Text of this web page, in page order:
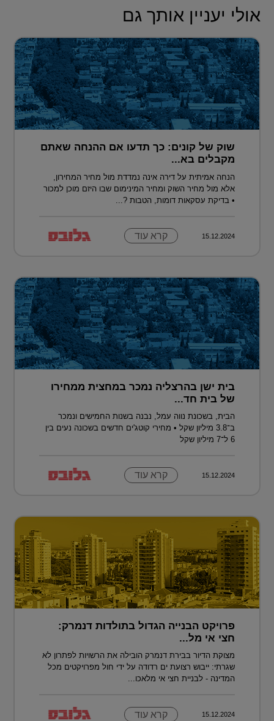
אולי יעניין אותך גם
שוק של קונים: כך תדעו אם ההנחה שאתם
מקבלים בא...
הנחה אמיתית על דירה אינה נמדדת מול מחיר המחירון,
אלא מול מחיר השוק ומחיר המינימום שבו היזם מוכן למכור
• בדיקת עסקאות דומות, הטבות ?...
15.12.2024 קרא עוד
בית ישן בהרצליה נמכר במחצית ממחירו
של בית חד...
הבית, בשכונת נווה עמל, נבנה בשנות החמישים ונמכר
ב־3.8 מיליון שקל • מחירי קוטג'ים חדשים בשכונה נעים בין
6 ל־7 מיליון שקל
15.12.2024 קרא עוד
פרויקט הבנייה הגדול בתולדות דנמרק:
חצי אי מל...
מצוקת הדיור בבירת דנמרק הובילה את הרשויות לפתרון לא
שגרתי: ייבוש רצועת ים רדודה על ידי חול מפרויקטים מכל
המדינה - לבניית חצי אי מלאכו...
15.12.2024 קרא עוד